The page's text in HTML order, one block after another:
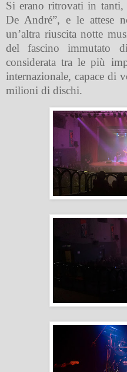
Si erano ritrovati in tanti,
De André”, e le attese
un’altra riuscita notte
del fascino immutato
considerata tra le più
internazionale, capace di
milioni di dischi.